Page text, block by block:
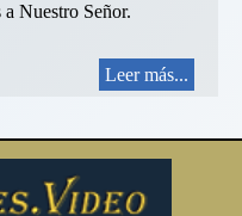
Nuestro Señor.
Leer más...